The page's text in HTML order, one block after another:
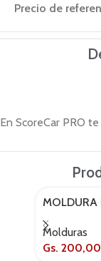
Precio de
En ScoreCar PRO
MOLDURA
22-038
COROLLA
Molduras
Gs.